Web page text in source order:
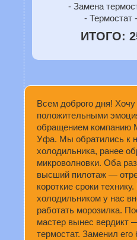
- Замена
- Термостат
ИТОГО:
Всем доброго дня! Хочу
положительными
обращением компанию
Уфа. Мы обратились к
холодильника, ранее
микроволновки. Оба
высший пилотаж —
короткие сроки
холодильником у нас
работать морозилка.
мастер вынес вердикт
термостат. Заменил